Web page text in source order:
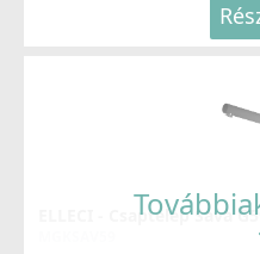
ELLECI - Csaptelep Sava